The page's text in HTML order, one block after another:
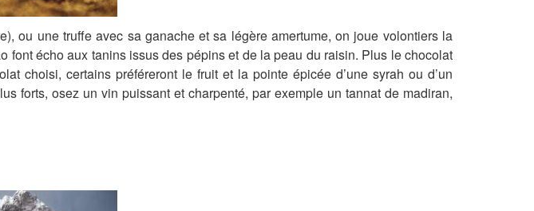
ou une truffe avec sa ganache et sa légère amertume, on joue volontiers la
écho aux tanins issus des pépins et de la peau du raisin. Plus le chocolat
choisi, certains préféreront le fruit et la pointe épicée d’une syrah ou d’un
forts, osez un vin puissant et charpenté, par exemple un tannat de madiran,